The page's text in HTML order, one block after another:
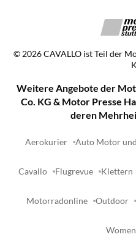
©2026CAVALLO ist Teil der
Weitere Angebote der
Co. KG & Motor Presse
deren
Aerokurier Auto Motor
Cavallo Flugrevue Klettern
Motorradonline Outdoor